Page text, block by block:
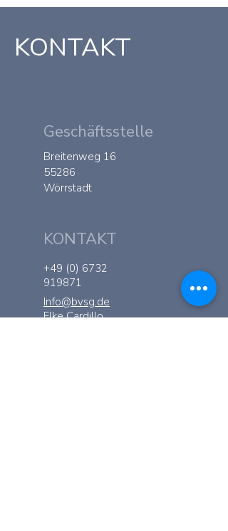
KONTAKT
Geschäftsstelle
Breitenweg 16
55286
Wörrstadt
KONTAKT
+49 (0) 6732
919871
Info@bvsg.de
Elke Cardillo